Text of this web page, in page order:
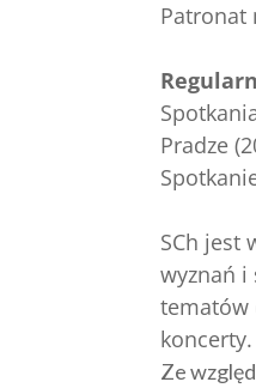
Patronat
Pradze
SCh jest
wyznań i
tematów
koncerty.
Ze